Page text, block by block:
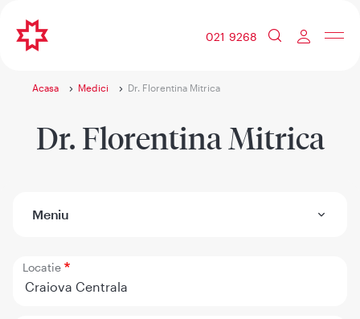
021 9268
Acasa Medici Dr. Florentina Mitrica
Dr. Florentina Mitrica
Meniu
Locatie
Craiova Centrala